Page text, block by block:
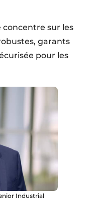
concentre sur les
garants
pour les
Industrial